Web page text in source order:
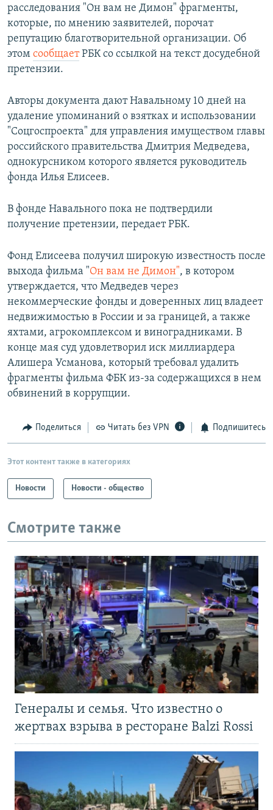
расследования "Он вам не Димон" фрагменты,
которые, по мнению заявителей, порочат
репутацию благотворительной организации. Об
этом сообщаетРБК со ссылкой на текст досудебной
претензии.
Авторы документа дают Навальному 10 дней на
удаление упоминаний о взятках и использовании
"Соцгоспроекта" для управления имуществом главы
российского правительства Дмитрия Медведева,
однокурсником которого является руководитель
фонда Илья Елисеев.
В фонде Навального пока не подтвердили
получение претензии, передает РБК.
Фонд Елисеева получил широкую известность после
выхода фильма "Он вам не Димон", в котором
утверждается, что Медведев через
некоммерческие фонды и доверенных лиц владеет
недвижимостью в России и за границей, а также
яхтами, агрокомплексом и виноградниками. В
конце мая суд удовлетворил иск миллиардера
Алишера Усманова, который требовал удалить
фрагменты фильма ФБК из-за содержащихся в нем
обвинений в коррупции.
Поделиться Читать без VPN Подпишитесь
Этот контент также в категориях
Новости Новости - общество
Смотрите также
Генералы и семья. Что известно о
жертвах взрыва в ресторане Balzi Rossi